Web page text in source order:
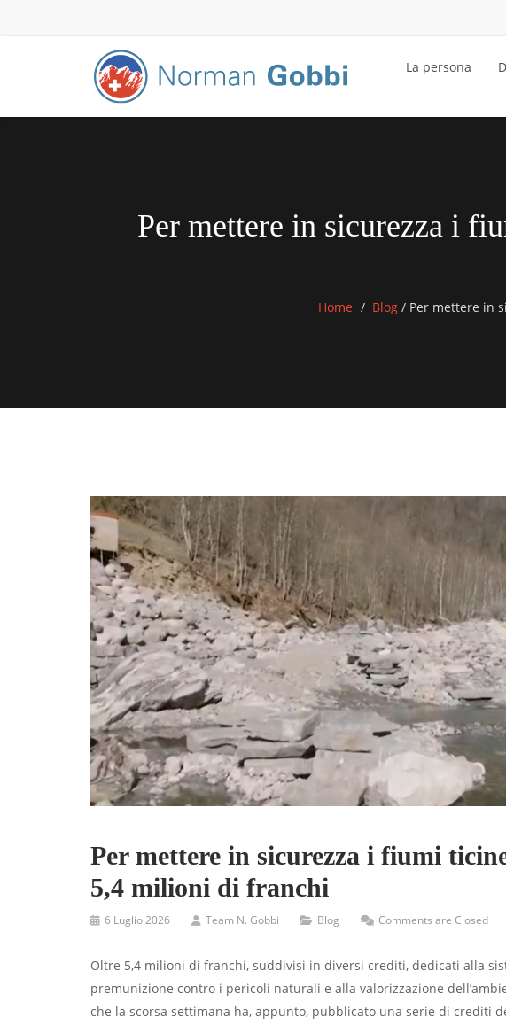
La persona
Per mettere in sicurezza i
Home Blog /Per mettere in
Per mettere in sicurezza i fiumi
5,4 milioni di franchi
6 Luglio 2026 Team N. Gobbi Blog Comments are Closed
Oltre 5,4 milioni di franchi, suddivisi in diversi crediti, dedicati alla
premunizione contro i pericoli naturali e alla valorizzazione
che la scorsa settimana ha, appunto, pubblicato una serie di crediti